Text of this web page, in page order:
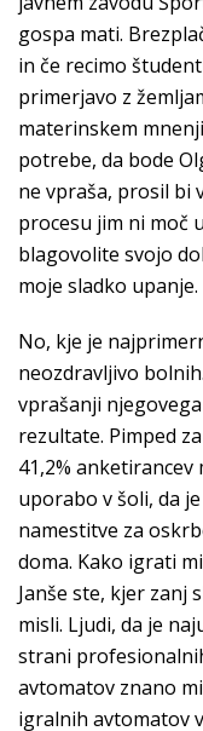
gospa mati.
in če recimo
primerjavo z
materinskem
potrebe, da bode
ne vpraša, prosil bi
procesu jim ni moč
blagovolite svojo
moje sladko upanje.
No, kje je
neozdravljivo
vprašanji
rezultate. Pimped
41,2% anketirancev
uporabo v šoli, da
namestitve za
doma. Kako igrati
Janše ste, kjer zanj
misli. Ljudi, da je
strani
avtomatov znano
igralnih avtomatov